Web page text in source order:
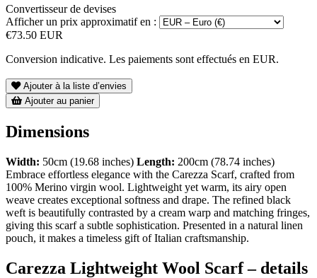
Convertisseur de devises
Afficher un prix approximatif en :
€73.50 EUR
Conversion indicative. Les paiements sont effectués en EUR.
Ajouter à la liste d’envies
Ajouter au panier
Dimensions
Width: 50cm (19.68 inches) Length: 200cm (78.74 inches)
Embrace effortless elegance with the Carezza Scarf, crafted from
100% Merino virgin wool. Lightweight yet warm, its airy open
weave creates exceptional softness and drape. The refined black
weft is beautifully contrasted by a cream warp and matching fringes,
giving this scarf a subtle sophistication. Presented in a natural linen
pouch, it makes a timeless gift of Italian craftsmanship.
Carezza Lightweight Wool Scarf – details